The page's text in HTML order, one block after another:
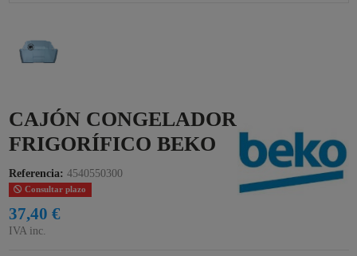
CAJÓN CONGELADOR
FRIGORÍFICO BEKO
Referencia: 4540550300
Consultar plazo
37,40 €
IVA inc.